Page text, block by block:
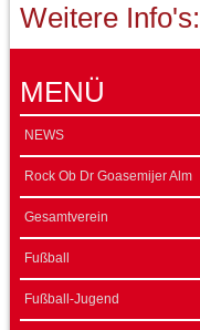
Weitere Info's:
MENÜ
NEWS
Rock Ob Dr Goasemijer Alm
Gesamtverein
Fußball
Fußball-Jugend